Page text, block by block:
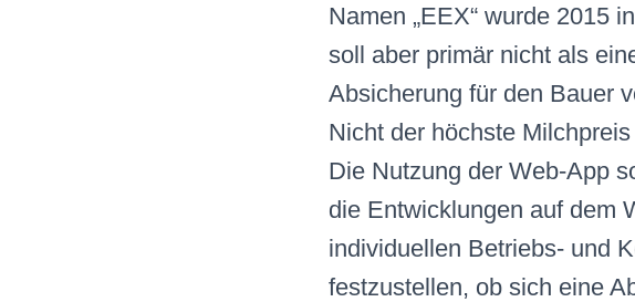
Namen „EEX“ wurde 2015
soll aber primär nicht als
Absicherung für den Bauer
Nicht der höchste
Die Nutzung der Web-App
die Entwicklungen auf dem
individuellen Betriebs- und
festzustellen, ob sich eine